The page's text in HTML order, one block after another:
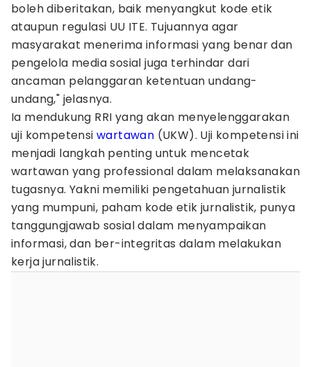
boleh diberitakan, baik menyangkut kode etik
ataupun regulasi UU ITE. Tujuannya agar
masyarakat menerima informasi yang benar dan
pengelola media sosial juga terhindar dari
ancaman pelanggaran ketentuan undang-
undang," jelasnya.
Ia mendukung RRI yang akan menyelenggarakan
uji kompetensiwartawan (UKW). Uji kompetensi ini
menjadi langkah penting untuk mencetak
wartawan yang professional dalam melaksanakan
tugasnya. Yakni memiliki pengetahuan jurnalistik
yang mumpuni, paham kode etik jurnalistik, punya
tanggungjawab sosial dalam menyampaikan
informasi, dan ber-integritas dalam melakukan
kerja jurnalistik.